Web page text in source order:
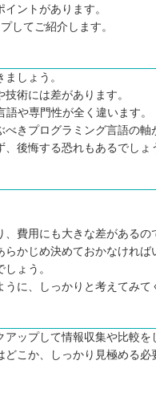
ントがあります。
してご紹介します。
しょう。
術には差があります。
や専門性が全く違います。
きプログラミング言語の軸
後悔する恐れもあるでしょ
費用にも大きな差があるの
かじめ決めておかなければ
ょう。
に、しっかりと考えてみて
ップして情報収集や比較を
こか、しっかり見極める必